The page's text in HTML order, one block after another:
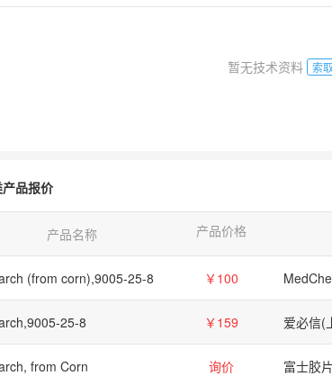
暂无技术资料 索
品报价
产品名称 产品价格
(from corn),9005-25-8 ￥100
25-8 ￥159
from Corn 询价